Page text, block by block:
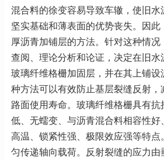
混合料的徐变容易导致车辙，使旧水
坚实基础和薄表面的优势丧失。因此
厚沥青加铺层的方法。针对这种情
查阅、理论分析和论证，决定在旧水
玻璃纤维格栅加固层，并在其上铺设
种方法可以有效防止基层裂缝反射，
路面使用寿命。玻璃纤维格栅具有抗
低、无蠕变、与沥青混合料相容性好
高温、锁紧性强、极限效应强等特点
匀传递轴向载荷。反射裂缝的应力由